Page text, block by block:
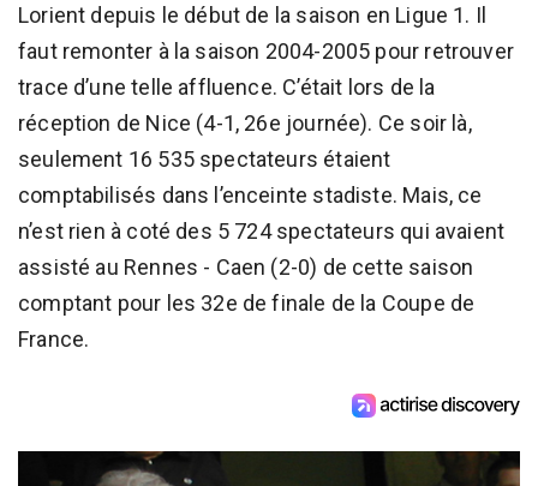
Lorient depuis le début de la saison en Ligue 1. Il
faut remonter à la saison 2004-2005 pour retrouver
trace d’une telle affluence. C’était lors de la
réception de Nice (4-1, 26e journée). Ce soir là,
seulement 16 535 spectateurs étaient
comptabilisés dans l’enceinte stadiste. Mais, ce
n’est rien à coté des 5 724 spectateurs qui avaient
assisté au Rennes - Caen (2-0) de cette saison
comptant pour les 32e de finale de la Coupe de
France.